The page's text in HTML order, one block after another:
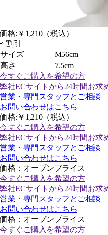
価格: ￥1,210 （税込）
⇨ 割引
サイズ
M56cm
高さ
7.5cm
今すぐご購入 を希望の方
弊社ECサイトから24時間お求
営業・専門スタッフとご相談
お問い合わせはこちら
価格: ￥1,210 （税込）
今すぐご購入 を希望の方
弊社ECサイトから24時間お求
営業・専門スタッフとご相談
お問い合わせはこちら
価格：オープンプライス
今すぐご購入 を希望の方
弊社ECサイトから24時間お求
営業・専門スタッフとご相談
お問い合わせはこちら
価格：オープンプライス
今すぐご購入 を希望の方